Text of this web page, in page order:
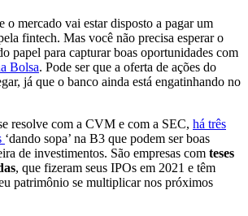
o mercado vai estar disposto a pagar um
fintech. Mas você não precisa esperar o
papel para capturar boas oportunidades com
Bolsa. Pode ser que a oferta de ações do
já que o banco ainda está engatinhando no
resolve com a CVM e com a SEC, há três
‘dando sopa’ na B3 que podem ser boas
de investimentos. São empresas com teses
, que fizeram seus IPOs em 2021 e têm
patrimônio se multiplicar nos próximos